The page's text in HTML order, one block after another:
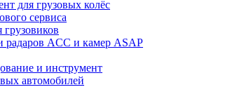
для грузовых колёс
сервиса
грузовиков
радаров ACC и камер ASAP
и инструмент
автомобилей